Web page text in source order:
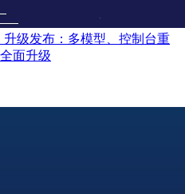
升级发布：多模型、控制台重
面升级